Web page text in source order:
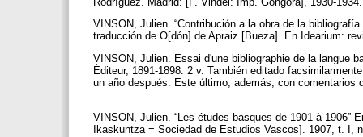
VINSON, Julien. “Contribución a la obra de la
traducción de O[dón] de Apraiz [Bueza]. En Idearium:
VINSON, Julien. Essai d'une bibliographie de la langue
Éditeur, 1891-1898. 2 v. También editado
un año después. Este último, además, con comentarios
VINSON, Julien. “Les études basques de 1901 à
Ikaskuntza = Sociedad de Estudios Vascos]. 1907, t. I,